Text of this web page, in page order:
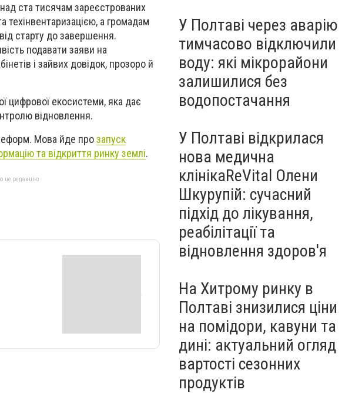
ста тисячам зареєстрованих
а громадам
старту до завершення.
подавати заяви на
і зайвих довідок, прозоро й
цифрової екосистеми, яка дає
відновлення.
Мова йде прозапуск
та відкриття ринку землі.
це редакцію
У Полтаві через аварію
тимчасово відключили
воду: які мікрорайони
залишилися без
водопостачання
У Полтаві відкрилася
нова медична
клінікаReVital Олени
Шкурупій: сучасний
підхід до лікування,
реабілітації та
відновлення здоров'я
На Хитрому ринку в
Полтаві знизилися ціни
на помідори, кавуни та
дині: актуальний огляд
вартості сезонних
продуктів